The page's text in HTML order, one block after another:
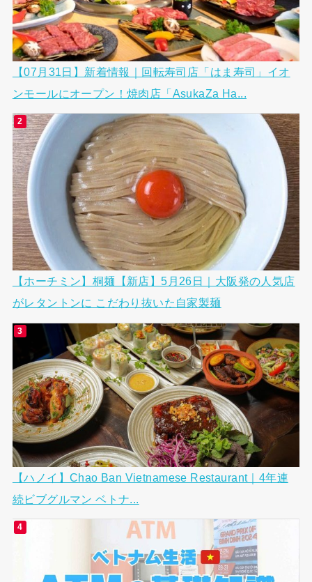
【07月31日】新着情報｜回転寿司店「はま寿司」イオ
ンモールにオープン！焼肉店「AsukaZa Ha...
【ホーチミン】桐麺【新店】5月26日｜大阪発の人気店
がレタントンに こだわり抜いた自家製麺
【ハノイ】Chao Ban Vietnamese Restaurant｜4年連
続ビブグルマン ベトナ...